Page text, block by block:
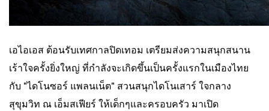
เอไอเอส ต้อนรับเทศกาลปิดเทอม เตรียมส่งความสนุกสนาน
เร้าใจครั้งยิ่งใหญ่ ที่กำลังจะเกิดขึ้นเป็นครั้งแรกในเมืองไทย
กับ "ไดโนซอร์ แพลนเน็ต" สวนสนุกไดโนเสาร์ ใจกลาง
สุขุมวิท ณ เอ็มสเฟียร์ ให้เด็กๆและครอบครัว มาเปิด